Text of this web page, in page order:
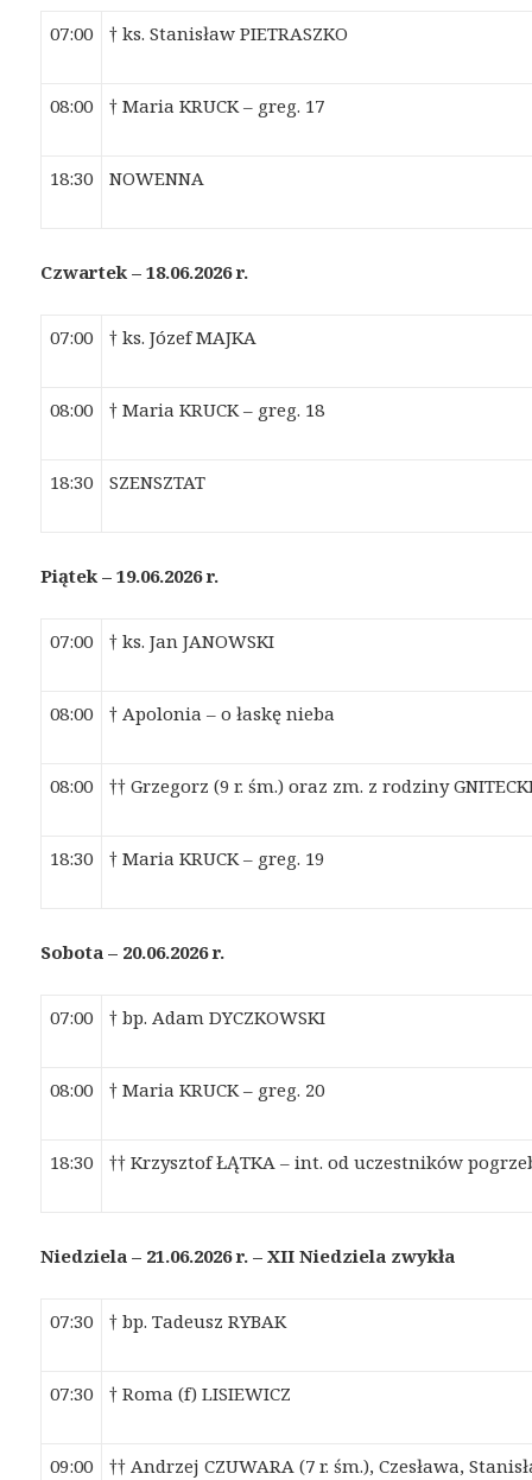
07:00 † ks. Stanisław PIETRASZKO
08:00 † Maria KRUCK – greg. 17
18:30 NOWENNA
Czwartek – 18.06.2026 r.
07:00 † ks. Józef MAJKA
08:00 † Maria KRUCK – greg. 18
18:30 SZENSZTAT
Piątek – 19.06.2026 r.
07:00 † ks. Jan JANOWSKI
08:00 † Apolonia – o łaskę nieba
08:00 †† Grzegorz (9 r. śm.) oraz zm. z rodziny
18:30 † Maria KRUCK – greg. 19
Sobota – 20.06.2026 r.
07:00 † bp. Adam DYCZKOWSKI
08:00 † Maria KRUCK – greg. 20
18:30 †† Krzysztof ŁĄTKA – int. od uczestników
Niedziela – 21.06.2026 r. – XII Niedziela zwykła
07:30 † bp. Tadeusz RYBAK
07:30 † Roma (f) LISIEWICZ
09:00 †† Andrzej CZUWARA (7 r. śm.), Czesława,